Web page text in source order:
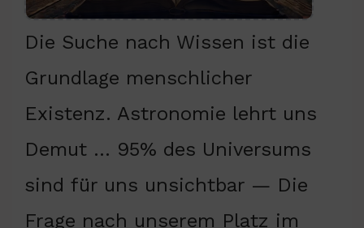
Die Suche nach Wissen ist die
Grundlage menschlicher
Existenz. Astronomie lehrt uns
Demut … 95% des Universums
sind für uns unsichtbar — Die
Frage nach unserem Platz im